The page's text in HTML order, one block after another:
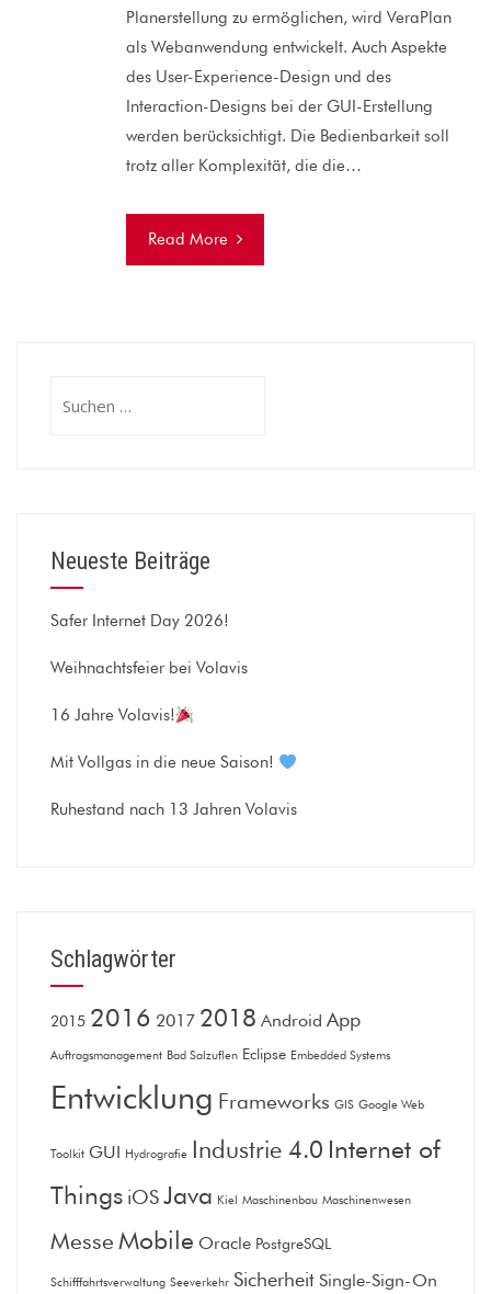
Planerstellung zu ermöglichen, wird VeraPlan
als Webanwendung entwickelt. Auch Aspekte
des User-Experience-Design und des
Interaction-Designs bei der GUI-Erstellung
werden berücksichtigt. Die Bedienbarkeit soll
trotz aller Komplexität, die die…
Read More
Neueste Beiträge
Safer Internet Day 2026!
Weihnachtsfeier bei Volavis
16 Jahre Volavis!
Mit Vollgas in die neue Saison!
Ruhestand nach 13 Jahren Volavis
Schlagwörter
2015 2016 2017 2018 Android App
Auftragsmanagement Bad Salzuflen Eclipse Embedded Systems
Entwicklung Frameworks GIS Google Web
Toolkit GUI Hydrografie Industrie 4.0 Internet of
Things iOSJava Kiel Maschinenbau Maschinenwesen
Messe Mobile Oracle PostgreSQL
Schifffahrtsverwaltung Seeverkehr Sicherheit Single-Sign-On